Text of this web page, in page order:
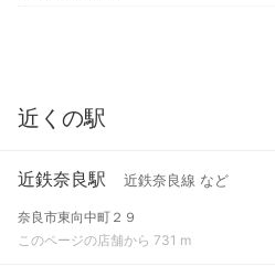
近くの駅
近鉄奈良駅 近鉄奈良線 など
奈良市東向中町２９
このページの店舗から 731 m